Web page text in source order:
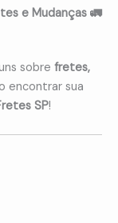
e Mudanças 🚛
sobre fretes,
encontrar sua
SP!